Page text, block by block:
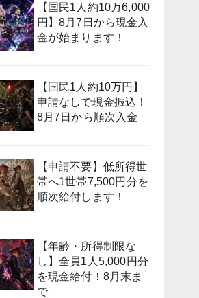
【国民1人約10万6,000
円】8月7日から現金入
金が始まります！
【国民1人約10万円】
申請なしで現金振込！
8月7日から順次入金
【申請不要】低所得世
帯へ1世帯7,500円分を
順次給付します！
【年齢・所得制限な
し】全員1人5,000円分
を現金給付！8月末ま
で